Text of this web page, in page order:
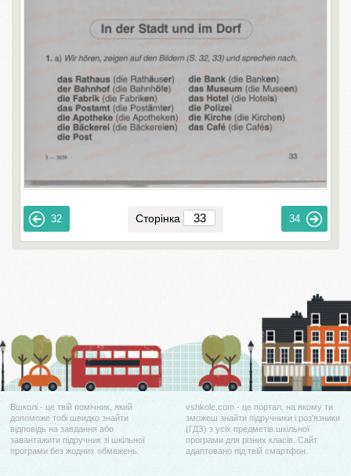
32 Сторінка 34
Вшколі - це твій помічник, який
допоможе тобі швидко знайти
відповідь на завдання або
завантажити підручник зі шкільної
програми без жодних обмежень.
vshkole.com - це портал, на якому ти
зможеш знайти підручники і роз'язники
(ГДЗ) з усіх предметів шкільної
програми для різних класів. Сайт
адаптовано під твій смартфон.